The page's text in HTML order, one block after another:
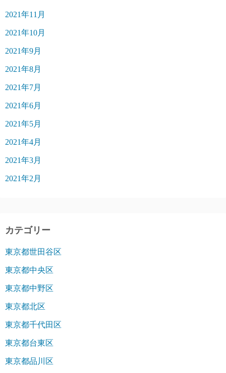
2021年11月
2021年10月
2021年9月
2021年8月
2021年7月
2021年6月
2021年5月
2021年4月
2021年3月
2021年2月
カテゴリー
東京都世田谷区
東京都中央区
東京都中野区
東京都北区
東京都千代田区
東京都台東区
東京都品川区